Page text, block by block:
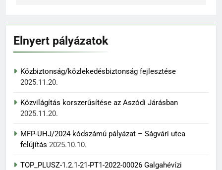
Elnyert pályázatok
Közbiztonság/közlekedésbiztonság fejlesztése
2025.11.20.
Közvilágítás korszerűsítése az Aszódi Járásban
2025.11.20.
MFP-UHJ/2024 kódszámú pályázat – Ságvári utca
felújítás 2025.10.10.
TOP_PLUSZ-1.2.1-21-PT1-2022-00026 Galgahévízi